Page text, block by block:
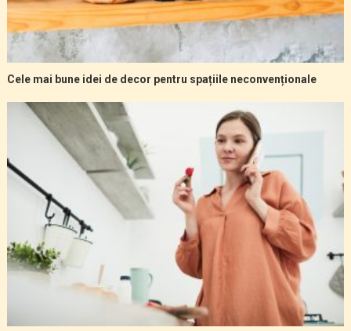
Cele mai bune idei de decor pentru spațiile neconvenționale